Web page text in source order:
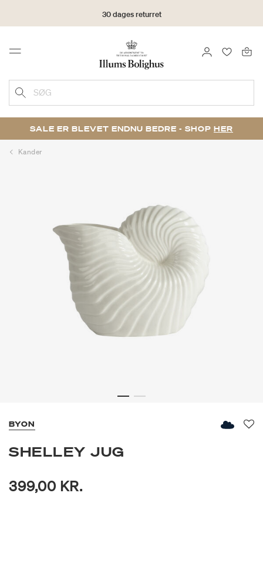
30 dages returret
Menu LOG IND
SØG
SALE ER BLEVET ENDNU BEDRE - SHOP HER
Kander
BYON
SHELLEY JUG
399,00 KR.